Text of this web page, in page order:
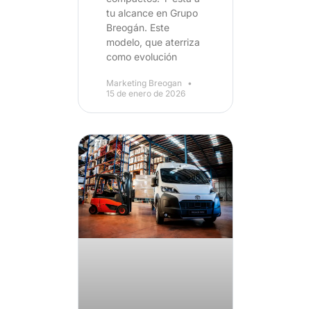
tu alcance en Grupo
Breogán. Este
modelo, que aterriza
como evolución
Marketing Breogan
15 de enero de 2026